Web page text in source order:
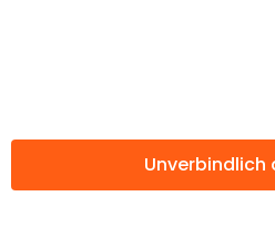
Unverbindlich